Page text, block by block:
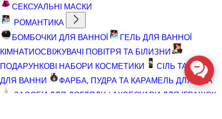
СЕКСУАЛЬНІ МАСКИ
РОМАНТИКА
БОМБОЧКИ ДЛЯ ВАННОЇ
ГЕЛЬ ДЛЯ ВАННОЇ
КІМНАТИОСВІЖУВАЧІ ПОВІТРЯ ТА БІЛИЗНИ
ПОДАРУНКОВІ НАБОРИ КОСМЕТИКИ
СІЛЬ ТА ПІНА
ДЛЯ ВАННИ
ФАРБА, ПУДРА ТА КАРАМЕЛЬ ДЛЯ ТІЛА
ЗАСОБИ ДЛЯ ДОГЛЯДУ / АКСЕСУАРИ ДЛЯ ІГРАШОК